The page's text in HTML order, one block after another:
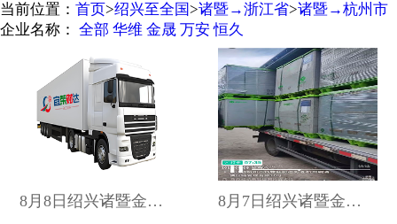
在线留言
联系我们
{pboot:if(0==1)}
个人中心
当前位置： 首页>绍兴至全国>诸暨→浙江省>诸暨→杭州市
企业名称： 全部 华维 金晟 万安 恒久
8月8日绍兴诸暨金晟至杭··· 8月7日绍兴诸暨金晟至杭···